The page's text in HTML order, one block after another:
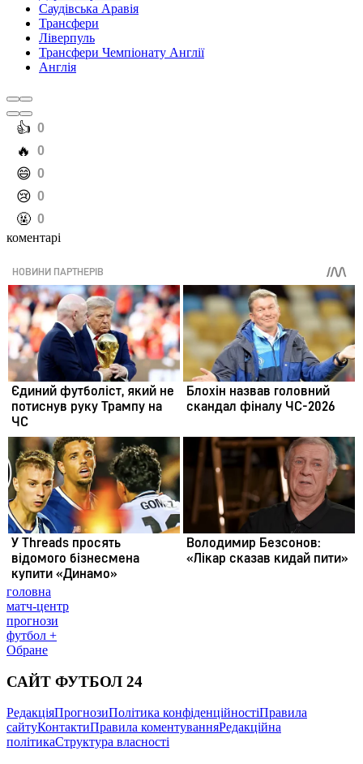
Саудівська Аравія
Трансфери
Ліверпуль
Трансфери Чемпіонату Англії
Англія
️👍 0
️🔥 0
️😄 0
️😢 0
️🤬 0
коментарі
головна
матч-центр
прогнози
футбол +
Обране
САЙТ ФУТБОЛ 24
РедакціяПрогнозиПолітика конфіденційностіПравила
сайтуКонтактиПравила коментуванняРедакційна
політикаСтруктура власності